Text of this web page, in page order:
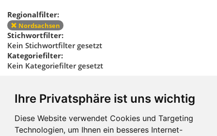
Ihre Privatsphäre ist uns wichtig
Diese Website verwendet Cookies und Targeting
Technologien, um Ihnen ein besseres Internet-
Regionalfilter:
Nordsachsen
Stichwortfilter:
Kein Stichwortfilter gesetzt
Kategoriefilter:
Kein Kategoriefilter gesetzt
Regionalfilter
zurücksetzen